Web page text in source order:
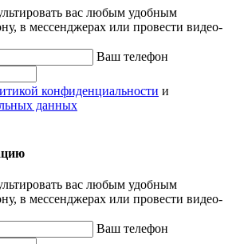
вас любым удобным
в мессенджерах или провести видео-
Ваш телефон
конфиденциальности и
данных
вас любым удобным
в мессенджерах или провести видео-
Ваш телефон